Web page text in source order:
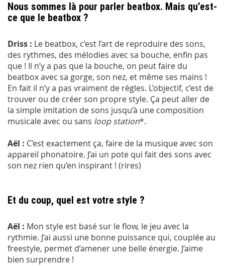
Nous sommes là pour parler beatbox. Mais qu’est-
ce que le beatbox ?
Driss : Le beatbox, c’est l’art de reproduire des sons,
des rythmes, des mélodies avec sa bouche, enfin pas
que ! Il n’y a pas que la bouche, on peut faire du
beatbox avec sa gorge, son nez, et même ses mains !
En fait il n’y a pas vraiment de règles. L’objectif, c’est de
trouver ou de créer son propre style. Ça peut aller de
la simple imitation de sons jusqu’à une composition
musicale avec ou sans loop station*.
Aël : C’est exactement ça, faire de la musique avec son
appareil phonatoire. J’ai un pote qui fait des sons avec
son nez rien qu’en inspirant ! (rires)
Et du coup, quel est votre style ?
Aël : Mon style est basé sur le flow, le jeu avec la
rythmie. J’ai aussi une bonne puissance qui, couplée au
freestyle, permet d’amener une belle énergie. J’aime
bien surprendre !